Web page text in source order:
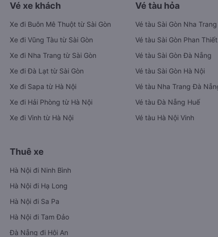
Vé xe khách
Xe đi Buôn Mê Thuột từ Sài Gòn
Xe đi Vũng Tàu từ Sài Gòn
Xe đi Nha Trang từ Sài Gòn
Xe đi Đà Lạt từ Sài Gòn
Xe đi Sapa từ Hà Nội
Xe đi Hải Phòng từ Hà Nội
Xe đi Vinh từ Hà Nội
Vé tàu hỏa
Vé tàu Sài Gòn Nha Trang
Vé tàu Sài Gòn Phan Thiết
Vé tàu Sài Gòn Đà Nẵng
Vé tàu Sài Gòn Hà Nội
Vé tàu Nha Trang Đà
Vé tàu Đà Nẵng Huế
Vé tàu Hà Nội Vinh
Thuê xe
Hà Nội đi Ninh Bình
Hà Nội đi Hạ Long
Hà Nội đi Sa Pa
Hà Nội đi Tam Đảo
Đà Nẵng đi Hội An